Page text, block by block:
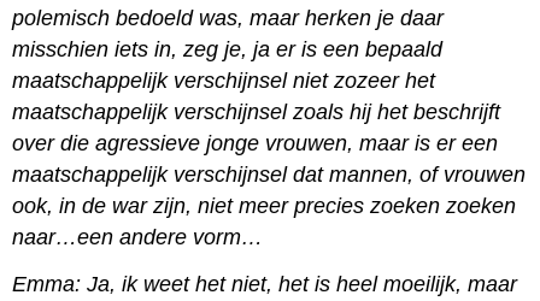
polemisch bedoeld was, maar herken je daar
misschien iets in, zeg je, ja er is een bepaald
maatschappelijk verschijnsel niet zozeer het
maatschappelijk verschijnsel zoals hij het beschrijft
over die agressieve jonge vrouwen, maar is er een
maatschappelijk verschijnsel dat mannen, of vrouwen
ook, in de war zijn, niet meer precies zoeken zoeken
naar…een andere vorm…
Emma: Ja, ik weet het niet, het is heel moeilijk, maar